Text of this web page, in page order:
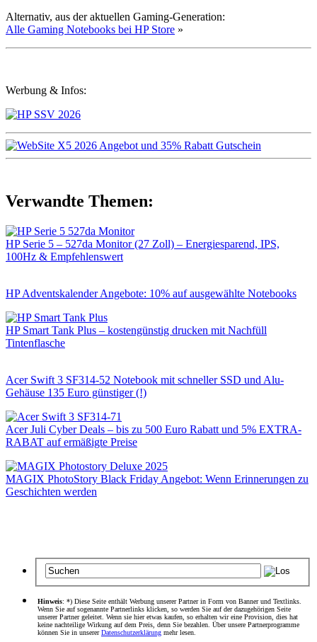
Alternativ, aus der aktuellen Gaming-Generation:
Alle Gaming Notebooks bei HP Store »
Werbung & Infos:
Verwandte Themen:
HP Serie 5 – 527da Monitor (27 Zoll) – Energiesparend, IPS,
100Hz & Empfehlenswert
HP Adventskalender Angebote: 10% auf ausgewählte Notebooks
HP Smart Tank Plus – kostengünstig drucken mit Nachfüll
Tintenflasche
Acer Swift 3 SF314-52 Notebook mit schneller SSD und Alu-
Gehäuse 135 Euro günstiger (!)
Acer Juli Cyber Deals – bis zu 500 Euro Rabatt und 5% EXTRA-
RABAT auf ermäßigte Preise
MAGIX PhotoStory Black Friday Angebot: Wenn Erinnerungen zu
Geschichten werden
Hinweis: *) Diese Seite enthält Werbung unserer Partner in Form von Banner und Textlinks.
Wenn Sie auf sogenannte Partnerlinks klicken, so werden Sie auf der dazugehörigen Seite
unserer Partner geleitet. Wenn sie hier etwas kaufen, so erhalten wir eine Provision, dies hat
keine nachteilige Wirkung auf dem Preis, denn Sie bezahlen. Über unsere Partnerprogramme
können Sie in unsererDatenschutzerklärung mehr lesen.